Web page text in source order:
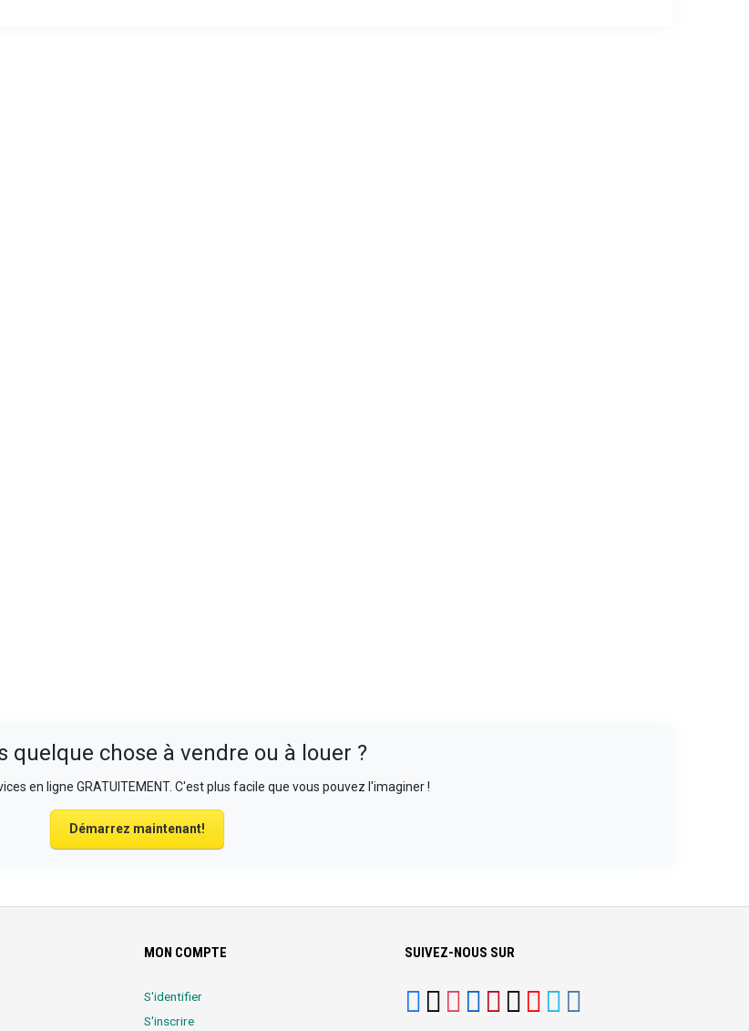
quelque chose à vendre ou à louer ?
en ligne GRATUITEMENT. C'est plus facile que vous pouvez l'imaginer !
Démarrez maintenant!
MON COMPTE
S'identifier
S'inscrire
SUIVEZ-NOUS SUR